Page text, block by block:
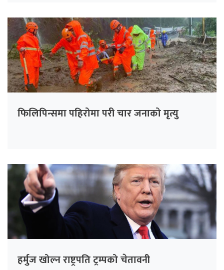
फिलिपिन्समा पहिरोमा परी चार जनाको मृत्यु
हर्मुज खोल्न राष्ट्रपति ट्रम्पको चेतावनी